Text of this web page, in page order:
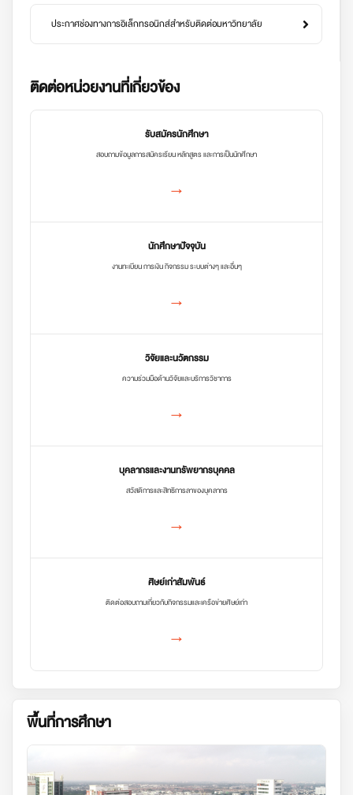
ประกาศช่องทางการอิเล็กทรอนิกส์สำหรับติดต่อมหาวิทยาลัย
ติดต่อหน่วยงานที่เกี่ยวข้อง
รับสมัครนักศึกษา
สอบถามข้อมูลการสมัครเรียน หลักสูตร และการเป็นนักศึกษา
→
นักศึกษาปัจจุบัน
งานทะเบียน การเงิน กิจกรรม ระบบต่างๆ และอื่นๆ
→
วิจัยและนวัตกรรม
ความร่วมมือด้านวิจัยและบริการวิชาการ
→
บุคลากรและงานทรัพยากรบุคคล
สวัสดิการและสิทธิการลาของบุคลากร
→
ศิษย์เก่าสัมพันธ์
ติดต่อสอบถามเกี่ยวกับกิจกรรมและเครือข่ายศิษย์เก่า
→
พื้นที่การศึกษา